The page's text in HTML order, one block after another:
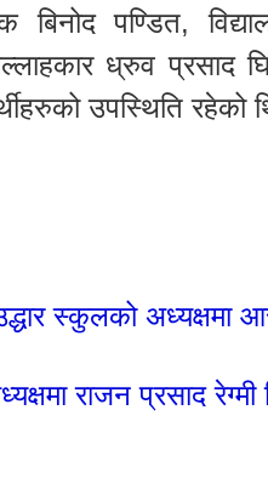
बिनोद पण्डित,
ध्रुव प्रसाद
उपस्थिति रहेको
स्कुलको अध्यक्षमा
राजन प्रसाद रेग्मी